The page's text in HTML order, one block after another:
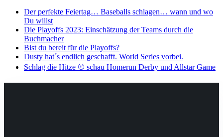
Der perfekte Feiertag… Baseballs schlagen… wann und wo
Du willst
Die Playoffs 2023: Einschätzung der Teams durch die
Buchmacher
Bist du bereit für die Playoffs?
Dusty hat´s endlich geschafft. World Series vorbei.
Schlag die Hitze ⚾️ schau Homerun Derby und Allstar Game